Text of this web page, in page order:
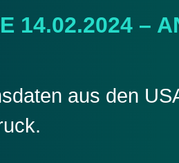
14.02.2024 –
aus den